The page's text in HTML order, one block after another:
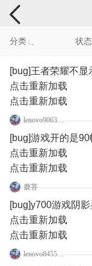
手机反馈
分类 状态
[bug]王者荣耀不显
点击重新加载
点击重新加载
lenovo90631798
[bug]游戏开的是
点击重新加载
点击重新加载
鹿菩
[bug]y700游戏阴
点击重新加载
点击重新加载
lenovo84552076